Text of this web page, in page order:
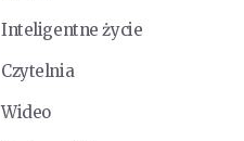
Inteligentne życie
Czytelnia
Wideo